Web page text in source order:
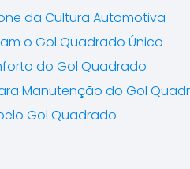
da Cultura Automotiva
o Gol Quadrado Único
do Gol Quadrado
Manutenção do Gol
Gol Quadrado